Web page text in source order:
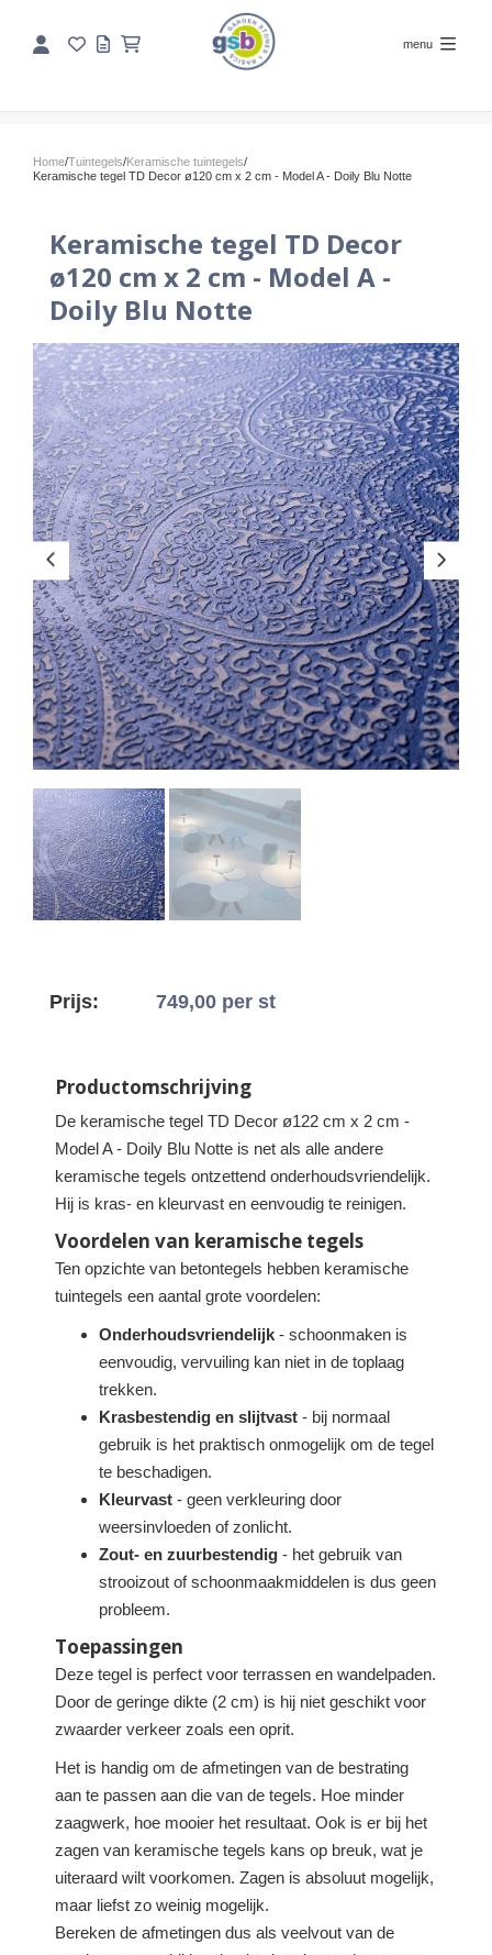
menu
Home/Tuintegels/Keramische tuintegels/
Keramische tegel TD Decor ø120 cm x 2 cm - Model A - Doily Blu Notte
Keramische tegel TD Decor
ø120 cm x 2 cm - Model A -
Doily Blu Notte
Prijs: 749,00 per st
Productomschrijving
De keramische tegel TD Decor ø122 cm x 2 cm -
Model A - Doily Blu Notte is net als alle andere
keramische tegels ontzettend onderhoudsvriendelijk.
Hij is kras- en kleurvast en eenvoudig te reinigen.
Voordelen van keramische tegels
Ten opzichte van betontegels hebben keramische
tuintegels een aantal grote voordelen:
Onderhoudsvriendelijk - schoonmaken is
eenvoudig, vervuiling kan niet in de toplaag
trekken.
Krasbestendig en slijtvast - bij normaal
gebruik is het praktisch onmogelijk om de tegel
te beschadigen.
Kleurvast - geen verkleuring door
weersinvloeden of zonlicht.
Zout- en zuurbestendig - het gebruik van
strooizout of schoonmaakmiddelen is dus geen
probleem.
Toepassingen
Deze tegel is perfect voor terrassen en wandelpaden.
Door de geringe dikte (2 cm) is hij niet geschikt voor
zwaarder verkeer zoals een oprit.
Het is handig om de afmetingen van de bestrating
aan te passen aan die van de tegels. Hoe minder
zaagwerk, hoe mooier het resultaat. Ook is er bij het
zagen van keramische tegels kans op breuk, wat je
uiteraard wilt voorkomen. Zagen is absoluut mogelijk,
maar liefst zo weinig mogelijk.
Bereken de afmetingen dus als veelvout van de